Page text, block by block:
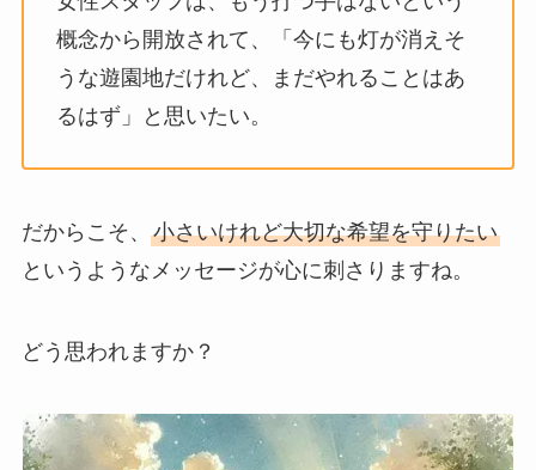
概念から開放されて、「今にも灯が消えそ
うな遊園地だけれど、まだやれることはあ
るはず」と思いたい。
だからこそ、 小さいけれど大切な希望を守りたい
というようなメッセージが心に刺さりますね。
どう思われますか？